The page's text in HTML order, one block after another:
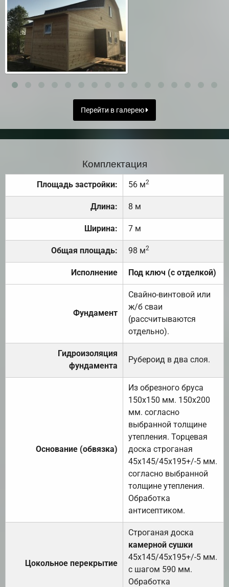
Перейти в галерею
Комплектация
Площадь застройки: 56 м2
Длина: 8 м
Ширина: 7 м
Общая площадь: 98 м2
Исполнение Под ключ (с отделкой)
Фундамент
Свайно-винтовой или
ж/б сваи
(рассчитываются
отдельно).
Гидроизоляция
фундамента
Рубероид в два слоя.
Основание (обвязка)
Из обрезного бруса
150х150 мм. 150х200
мм. согласно
выбранной толщине
утепления. Торцевая
доска строганая
45х145/45х195+/-5 мм.
согласно выбранной
толщине утепления.
Обработка
антисептиком.
Цокольное перекрытие
Строганая доска
камерной сушки
45х145/45х195+/-5 мм.
с шагом 590 мм.
Обработка